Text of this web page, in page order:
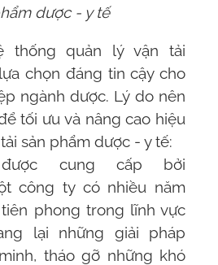
dược - y tế
thống quản lý vận tải
chọn đáng tin cậy cho
ngành dược. Lý do nên
tối ưu và nâng cao hiệu
sản phẩm dược - y tế:
cung cấp bởi
công ty có nhiều năm
phong trong lĩnh vực
lại những giải pháp
tháo gỡ những khó